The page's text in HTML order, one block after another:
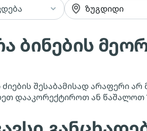
ზუგდიდი
ბინების
ძიების შესაბამისად არაფერი არ
დააკორექტიროთ ან